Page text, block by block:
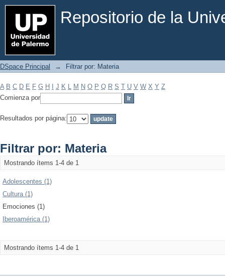
Repositorio de la
Filtrar por: Materia
DSpace Principal → Filtrar por: Materia
A B C D E F G H J K L M N O P Q R S T U V W X Y Z
Comienza por
Resultados por página:
Filtrar por: Materia
Mostrando ítems 1-4 de 1
Adolescentes (1)
Cultura (1)
Emociones (1)
Iberoamérica (1)
Mostrando ítems 1-4 de 1